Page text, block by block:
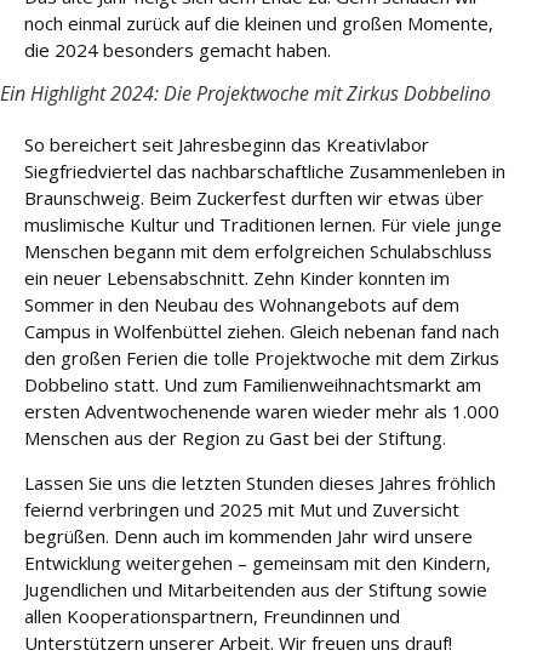
u
n
e
i
s
t
u
n
g
e
n
K
a
ri
e
r
Fort
bildu
noch einmal zurück auf die kleinen und großen Momente,
die 2024 besonders gemacht haben.
Ein Highlight 2024: Die Projektwoche mit Zirkus Dobbelino
So bereichert seit Jahresbeginn das Kreativlabor
Siegfriedviertel das nachbarschaftliche Zusammenleben in
Braunschweig. Beim Zuckerfest durften wir etwas über
muslimische Kultur und Traditionen lernen. Für viele junge
Menschen begann mit dem erfolgreichen Schulabschluss
ein neuer Lebensabschnitt. Zehn Kinder konnten im
Sommer in den Neubau des Wohnangebots auf dem
Campus in Wolfenbüttel ziehen. Gleich nebenan fand nach
den großen Ferien die tolle Projektwoche mit dem Zirkus
Dobbelino statt. Und zum Familienweihnachtsmarkt am
ersten Adventwochenende waren wieder mehr als 1.000
Menschen aus der Region zu Gast bei der Stiftung.
Lassen Sie uns die letzten Stunden dieses Jahres fröhlich
feiernd verbringen und 2025 mit Mut und Zuversicht
begrüßen. Denn auch im kommenden Jahr wird unsere
Entwicklung weitergehen – gemeinsam mit den Kindern,
Jugendlichen und Mitarbeitenden aus der Stiftung sowie
allen Kooperationspartnern, Freundinnen und
Unterstützern unserer Arbeit. Wir freuen uns drauf!